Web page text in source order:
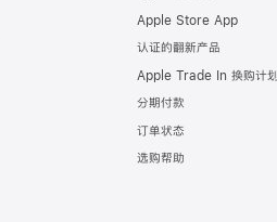
Apple Store App
认证的翻新产品
Apple Trade In 换购计划
分期付款
订单状态
选购帮助